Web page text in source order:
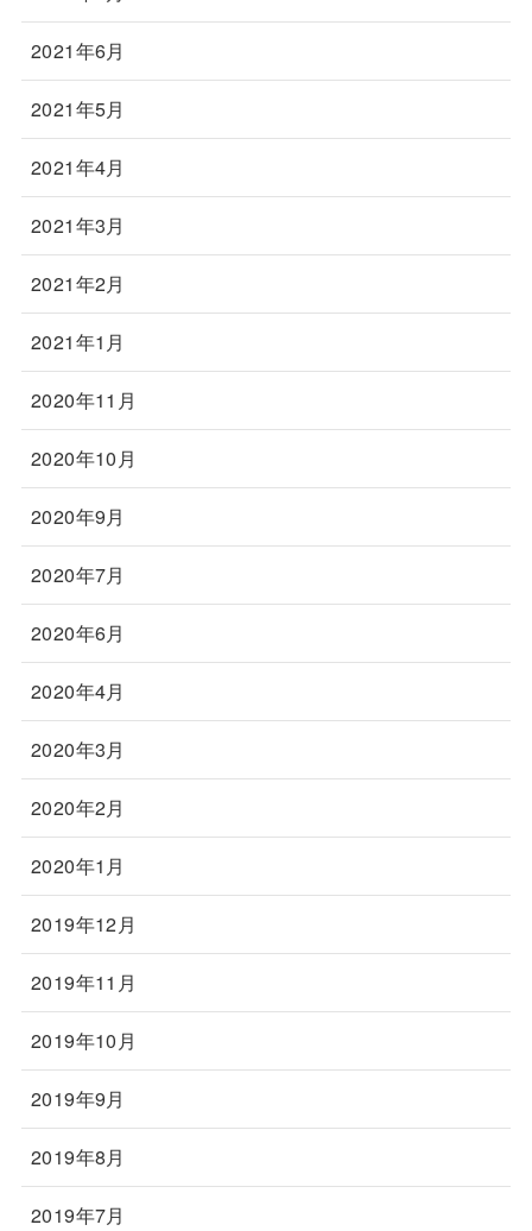
2021年6月
2021年5月
2021年4月
2021年3月
2021年2月
2021年1月
2020年11月
2020年10月
2020年9月
2020年7月
2020年6月
2020年4月
2020年3月
2020年2月
2020年1月
2019年12月
2019年11月
2019年10月
2019年9月
2019年8月
2019年7月